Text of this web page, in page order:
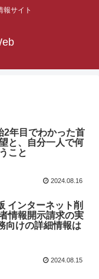
報サイト
2年目でわかった首
と、自分一人で何
こと
2024.08.16
インターネット削
情報開示請求の実
向けの詳細情報は
2024.08.15